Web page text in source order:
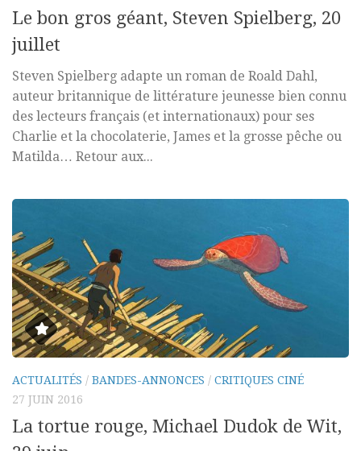
Le bon gros géant, Steven Spielberg, 20
juillet
Steven Spielberg adapte un roman de Roald Dahl,
auteur britannique de littérature jeunesse bien connu
des lecteurs français (et internationaux) pour ses
Charlie et la chocolaterie, James et la grosse pêche ou
Matilda… Retour aux...
ACTUALITÉS / BANDES-ANNONCES / CRITIQUES CINÉ
27 JUIN 2016
La tortue rouge, Michael Dudok de Wit,